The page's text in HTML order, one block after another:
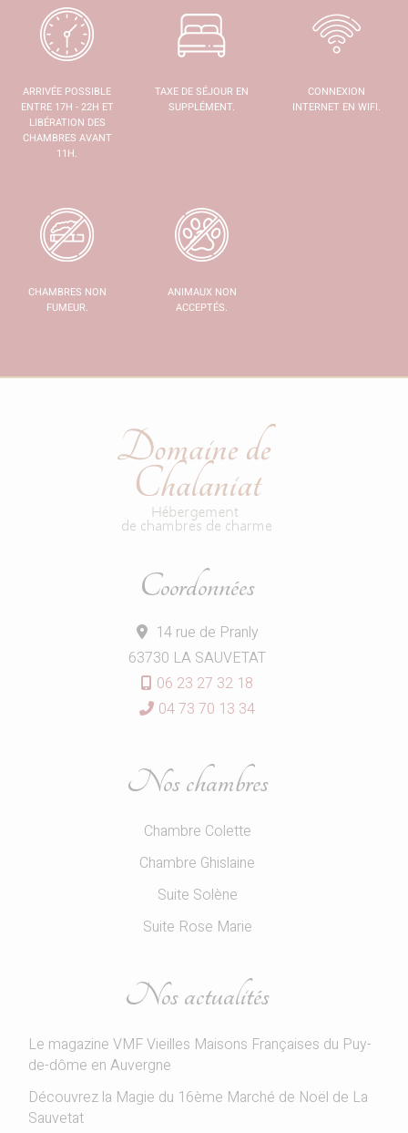
ARRIVÉE POSSIBLE
ENTRE 17H - 22H ET
LIBÉRATION DES
CHAMBRES AVANT
11H.
TAXE DE SÉJOUR EN
SUPPLÉMENT.
CONNEXION
INTERNET EN WIFI.
CHAMBRES NON
FUMEUR.
ANIMAUX NON
ACCEPTÉS.
Coordonnées
14 rue de Pranly
63730 LA SAUVETAT
06 23 27 32 18
04 73 70 13 34
Nos chambres
Chambre Colette
Chambre Ghislaine
Suite Solène
Suite Rose Marie
Nos actualités
Le magazine VMF Vieilles Maisons Françaises du Puy-
de-dôme en Auvergne
Découvrez la Magie du 16ème Marché de Noël de La
Sauvetat